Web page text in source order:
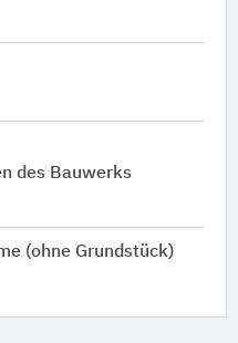
des Bauwerks
(ohne Grundstück)